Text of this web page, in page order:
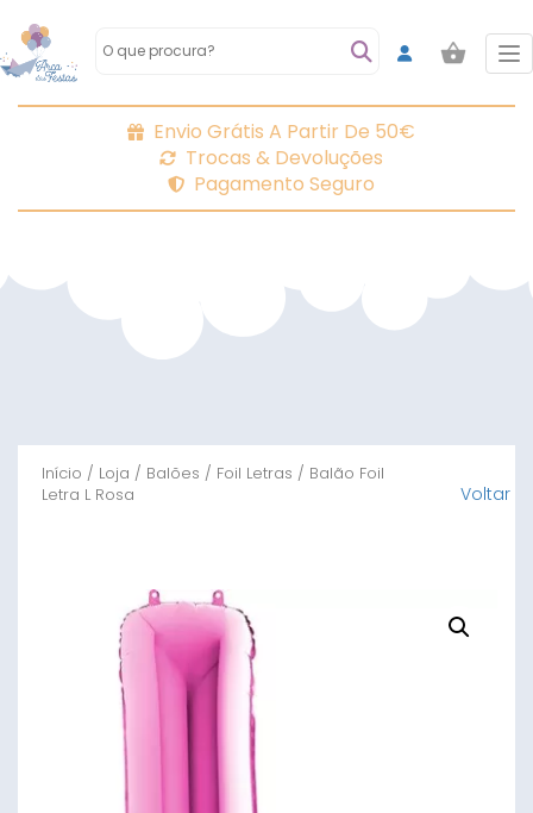
Envio Grátis A Partir De 50€
Trocas & Devoluções
Pagamento Seguro
Início / Loja / Balões / Foil Letras / Balão Foil
Letra L Rosa
Voltar